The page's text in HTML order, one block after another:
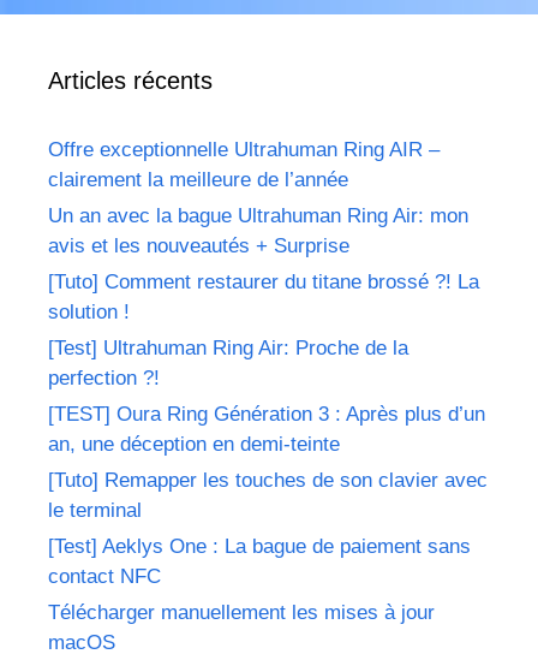
Articles récents
Offre exceptionnelle Ultrahuman Ring AIR –
clairement la meilleure de l’année
Un an avec la bague Ultrahuman Ring Air: mon
avis et les nouveautés + Surprise
[Tuto] Comment restaurer du titane brossé ?! La
solution !
[Test] Ultrahuman Ring Air: Proche de la
perfection ?!
[TEST] Oura Ring Génération 3 : Après plus d’un
an, une déception en demi-teinte
[Tuto] Remapper les touches de son clavier avec
le terminal
[Test] Aeklys One : La bague de paiement sans
contact NFC
Télécharger manuellement les mises à jour
macOS